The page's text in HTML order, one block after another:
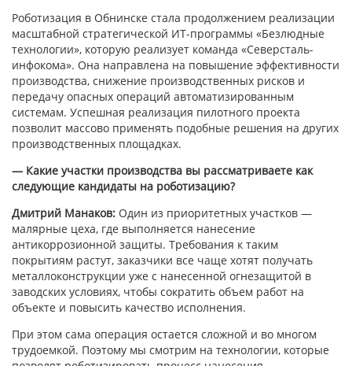
Роботизация в Обнинске стала продолжением реализации
масштабной стратегической ИТ-программы «Безлюдные
технологии», которую реализует команда «Северсталь-
инфокома». Она направлена на повышение эффективности
производства, снижение производственных рисков и
передачу опасных операций автоматизированным
системам. Успешная реализация пилотного проекта
позволит массово применять подобные решения на других
производственных площадках.
— Какие участки производства вы рассматриваете как
следующие кандидаты на роботизацию?
Дмитрий Манаков: Один из приоритетных участков —
малярные цеха, где выполняется нанесение
антикоррозионной защиты. Требования к таким
покрытиям растут, заказчики все чаще хотят получать
металлоконструкции уже с нанесенной огнезащитой в
заводских условиях, чтобы сократить объем работ на
объекте и повысить качество исполнения.
При этом сама операция остается сложной и во многом
трудоемкой. Поэтому мы смотрим на технологии, которые